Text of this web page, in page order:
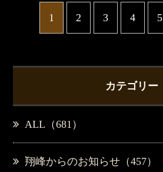
1 2 3 4 5
カテゴリー
ALL（681）
翔峰からのお知らせ（457）